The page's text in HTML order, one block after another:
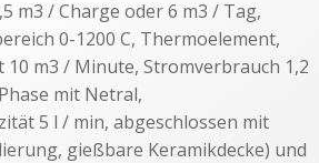
m3 / Charge oder 6 m3 / Tag,
0-1200 C, Thermoelement,
m3 / Minute, Stromverbrauch 1,2
mit Netral,
5 l / min, abgeschlossen mit
gießbare Keramikdecke) und